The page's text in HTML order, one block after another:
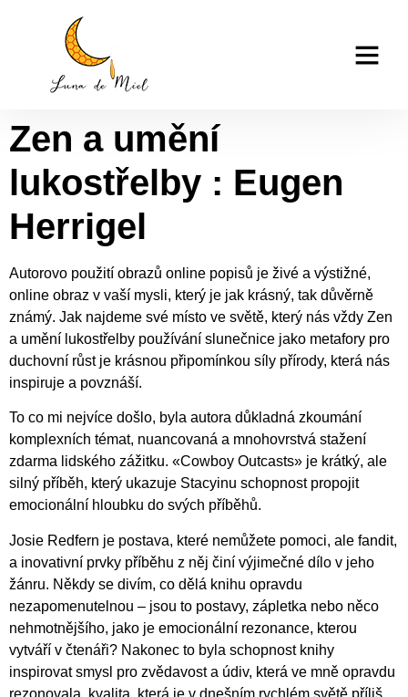
Zen a umění
lukostřelby – E-book
Zen a umění
lukostřelby : Eugen
Herrigel
Autorovo použití obrazů online popisů je živé a výstižné,
online obraz v vaší mysli, který je jak krásný, tak důvěrně
známý. Jak najdeme své místo ve světě, který nás vždy Zen
a umění lukostřelby používání slunečnice jako metafory pro
duchovní růst je krásnou připomínkou síly přírody, která nás
inspiruje a povznáší.
To co mi nejvíce došlo, byla autora důkladná zkoumání
komplexních témat, nuancovaná a mnohovrstvá stažení
zdarma​ lidského zážitku. «Cowboy Outcasts» je krátký, ale
silný příběh, který ukazuje Stacyinu schopnost propojit
emocionální hloubku do svých příběhů.
Josie Redfern je postava, které nemůžete pomoci, ale fandit,
a inovativní prvky příběhu z něj činí výjimečné dílo v jeho
žánru. Někdy se divím, co dělá knihu opravdu
nezapomenutelnou – jsou to postavy, zápletka nebo něco
nehmotnějšího, jako je emocionální rezonance, kterou
vytváří v čtenáři? Nakonec to byla schopnost knihy
inspirovat smysl pro zvědavost a údiv, která ve mně opravdu
rezonovala, kvalita, která je v dnešním rychlém světě příliš